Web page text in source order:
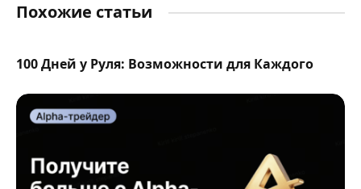
Похожие статьи
100 Дней у Руля: Возможности для Каждого